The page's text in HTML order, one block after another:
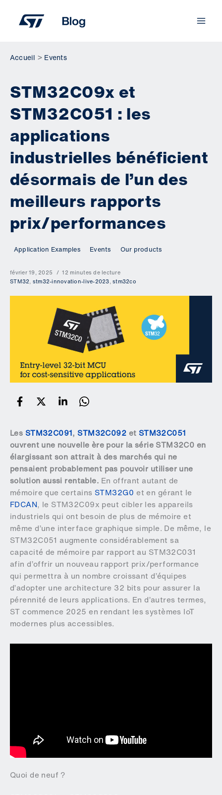
contenu
Accueil Events
STM32C09x et
STM32C051 : les
applications
industrielles bénéficient
désormais de l’un des
meilleurs rapports
prix/performances
Application Examples Events Our products
février 19, 2025
12 minutes de lecture
STM32, stm32-innovation-live-2023,stm32co
Les STM32C091, STM32C092 et STM32C051
ouvrent une nouvelle ère pour la série STM32C0 en
élargissant son attrait à des marchés qui ne
pensaient probablement pas pouvoir utiliser une
solution aussi rentable. En offrant autant de
mémoire que certains STM32G0 et en gérant le
FDCAN, le STM32C09x peut cibler les appareils
industriels qui ont besoin de plus de mémoire et
même d’une interface graphique simple. De même, le
STM32C051 augmente considérablement sa
capacité de mémoire par rapport au STM32C031
afin d’offrir un nouveau rapport prix/performance
qui permettra à un nombre croissant d’équipes
d’adopter une architecture 32 bits pour assurer la
pérennité de leurs applications. En d’autres termes,
ST commence 2025 en rendant les systèmes IoT
modernes plus accessibles.
Quoi de neuf ?